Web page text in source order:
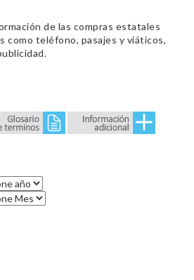
de las compras estatales
como teléfono, pasajes y viáticos,